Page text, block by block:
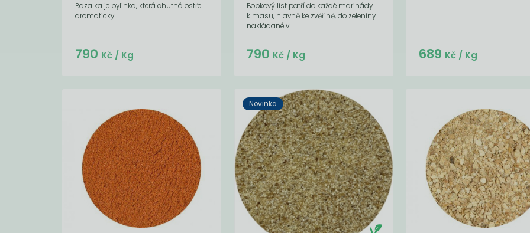
Bazalka je bylinka, která chutná ostře
aromaticky.
Do košíku:
790 Kč/ Kg
Bobkový list patří do každé marinády
k masu, hlavně ke zvěřině, do zeleniny
nakládané v...
Do košíku:
790 Kč / Kg Do košíku:
689 Kč/ Kg
Novinka